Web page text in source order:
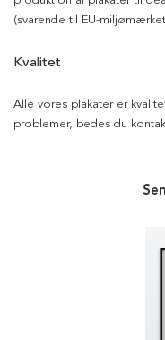
(svarende til EU-
Kvalitet
Alle vores plakater er
problemer, bedes du